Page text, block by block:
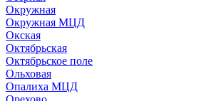
Окружная
Окружная МЦД
Окская
Октябрьская
Октябрьское поле
Ольховая
Опалиха МЦД